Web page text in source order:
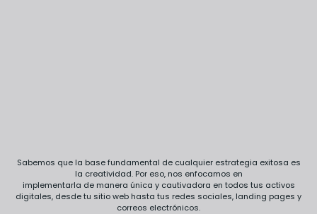
Sabemos que la base fundamental de cualquier estrategia exitosa es
la creatividad. Por eso, nos enfocamos en
implementarla de manera única y cautivadora en todos tus activos
digitales, desde tu sitio web hasta tus redes sociales, landing pages y
correos electrónicos.